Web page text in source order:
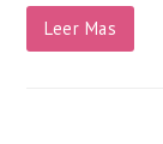
Leer Mas